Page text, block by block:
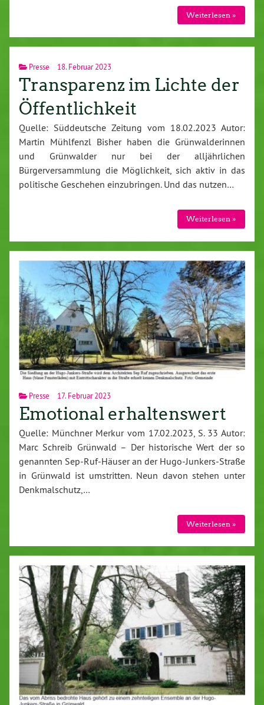
Weiterlesen »
Presse 18. Februar 2023
Transparenz im Lichte der
Öffentlichkeit
Quelle: Süddeutsche Zeitung vom 18.02.2023 Autor:
Martin Mühlfenzl Bisher haben die Grünwalderinnen
und Grünwalder nur bei der alljährlichen
Bürgerversammlung die Möglichkeit, sich aktiv in das
politische Geschehen einzubringen. Und das nutzen…
Weiterlesen »
Presse 17. Februar 2023
Emotional erhaltenswert
Quelle: Münchner Merkur vom 17.02.2023, S. 33 Autor:
Marc Schreib Grünwald – Der historische Wert der so
genannten Sep-Ruf-Häuser an der Hugo-Junkers-Straße
in Grünwald ist umstritten. Neun davon stehen unter
Denkmalschutz,…
Weiterlesen »